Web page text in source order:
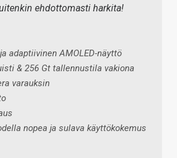
ehdottomasti harkita!
adaptiivinen AMOLED-näyttö
& 256 Gt tallennustila vakiona
varauksin
nopea ja sulava käyttökokemus